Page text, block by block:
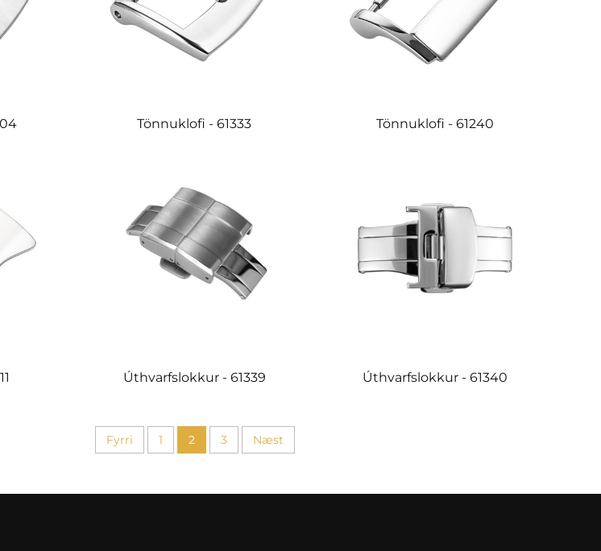
Tönnuklofi - 61333 Tönnuklofi - 61240
Úthvarfslokkur - 61339 Úthvarfslokkur - 61340
Fyrri 1 2 3 Næst